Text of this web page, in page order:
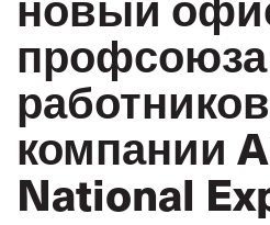
профсоюза
работников
компании
National